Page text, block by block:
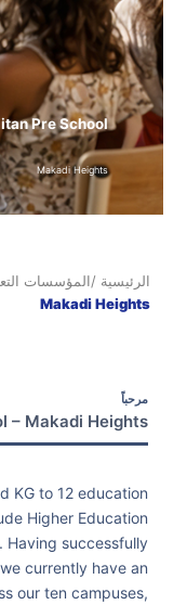
Pre School
Makadi Heights
الرئيسية /المؤسسات
Makadi Heights
مرحباً
– Makadi Heights
KG to 12 education
Higher Education
Having successfully
currently have an
our ten campuses,